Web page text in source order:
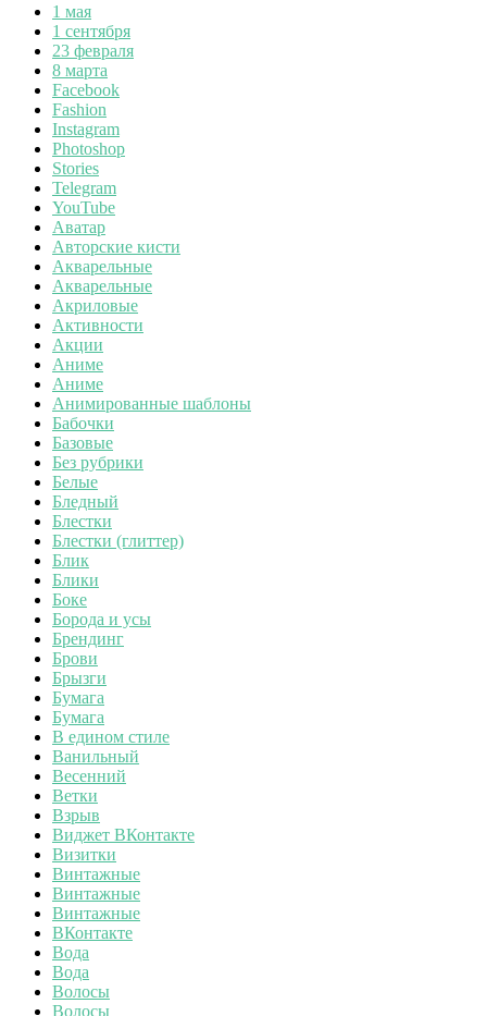
1 мая
1 сентября
23 февраля
8 марта
Facebook
Fashion
Instagram
Photoshop
Stories
Telegram
YouTube
Аватар
Авторские кисти
Акварельные
Акварельные
Акриловые
Активности
Акции
Аниме
Аниме
Анимированные шаблоны
Бабочки
Базовые
Без рубрики
Белые
Бледный
Блестки
Блестки (глиттер)
Блик
Блики
Боке
Борода и усы
Брендинг
Брови
Брызги
Бумага
Бумага
В едином стиле
Ванильный
Весенний
Ветки
Взрыв
Виджет ВКонтакте
Визитки
Винтажные
Винтажные
Винтажные
ВКонтакте
Вода
Вода
Волосы
Волосы